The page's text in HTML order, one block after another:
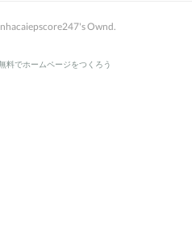
Ownd.
AmebaOwnd
料でホームページをつくろう